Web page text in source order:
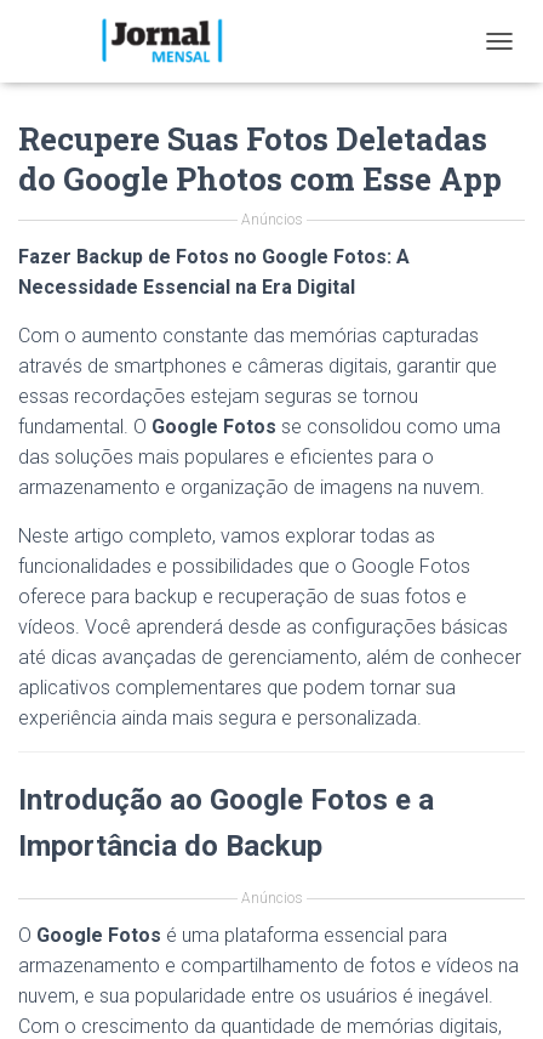
O
E
A
Recupere Suas Fotos Deletadas
do Google Photos com Esse App
Anúncios
Fazer Backup de Fotos no Google Fotos: A
Necessidade Essencial na Era Digital
Com o aumento constante das memórias capturadas
através de smartphones e câmeras digitais, garantir que
essas recordações estejam seguras se tornou
fundamental. O Google Fotos se consolidou como uma
das soluções mais populares e eficientes para o
armazenamento e organização de imagens na nuvem.
Neste artigo completo, vamos explorar todas as
funcionalidades e possibilidades que o Google Fotos
oferece para backup e recuperação de suas fotos e
vídeos. Você aprenderá desde as configurações básicas
até dicas avançadas de gerenciamento, além de conhecer
aplicativos complementares que podem tornar sua
experiência ainda mais segura e personalizada.
Introdução ao Google Fotos e a
Importância do Backup
Anúncios
O Google Fotos é uma plataforma essencial para
armazenamento e compartilhamento de fotos e vídeos na
nuvem, e sua popularidade entre os usuários é inegável.
Com o crescimento da quantidade de memórias digitais,